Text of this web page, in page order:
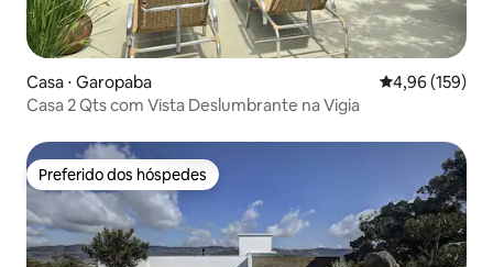
Casa ⋅ Garopaba 4,96 de uma
4,96 (159)
Casa 2 Qts com Vista Deslumbrante na Vigia
Preferido dos hóspedes
Preferido dos hóspedes